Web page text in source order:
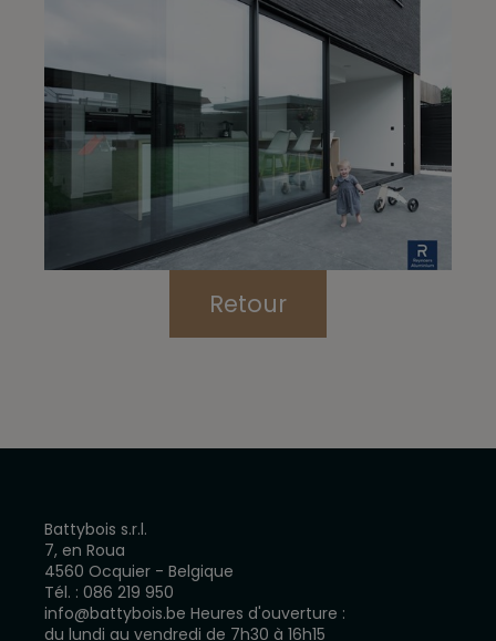
Retour
Battybois s.r.l.
7, en Roua
4560 Ocquier - Belgique
Tél. : 086 219 950
info@battybois.be Heures d'ouverture :
du lundi au vendredi de 7h30 à 16h15